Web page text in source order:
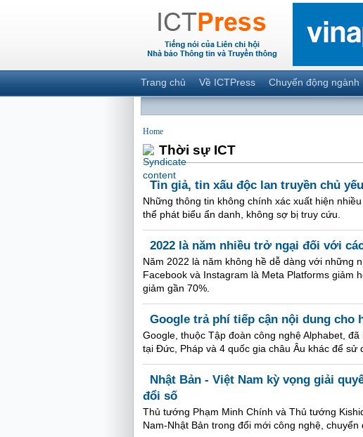
Trang chủ Về ICTPress Chuyển động ngành
Home
Thời sự ICT
Tin giả, tin xấu độc lan truyền chủ
Những thông tin không chính xác xuất hiện
thể phát biểu ẩn danh, không sợ bị truy cứu.
2022 là năm nhiều trở ngại đối với
Năm 2022 là năm không hề dễ dàng với những
Facebook và Instagram là Meta Platforms giảm
giảm gần 70%.
Google trả phí tiếp cận nội dung cho
Google, thuộc Tập đoàn công nghệ Alphabet,
tại Đức, Pháp và 4 quốc gia châu Âu khác để sử
Nhật Bản - Việt Nam kỳ vọng giải
đổi số
Thủ tướng Phạm Minh Chính và Thủ tướng
Nam-Nhật Bản trong đổi mới công nghệ,